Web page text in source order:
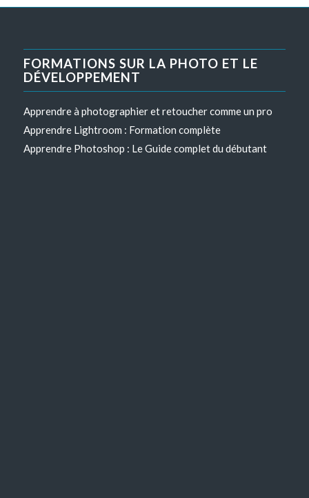
FORMATIONS SUR LA PHOTO ET LE
DÉVELOPPEMENT
Apprendre à photographier et retoucher comme un pro
Apprendre Lightroom : Formation complète
Apprendre Photoshop : Le Guide complet du débutant